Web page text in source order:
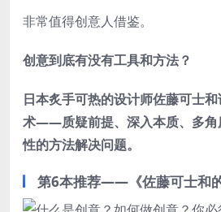
非常值得创意人借鉴。
创意到底有没有工具和方法？
日本炙手可热的设计师佐藤可士
术——质疑前提、深入本质、多角
性的方法解决问题。
第6本推荐——《佐藤可士和